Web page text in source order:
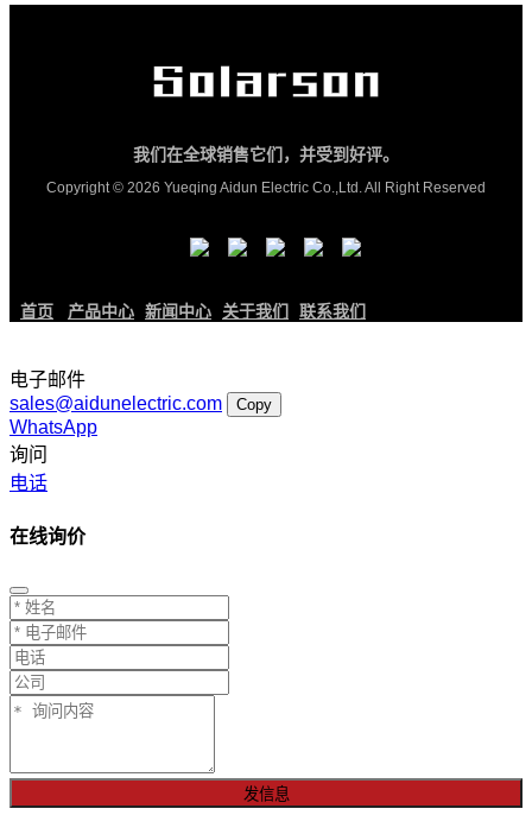
我们在全球销售它们，并受到好评。
Copyright © 2026 Yueqing Aidun Electric Co.,Ltd. All Right Reserved
首页 产品中心 新闻中心 关于我们 联系我们
电子邮件
sales@aidunelectric.com
Copy
WhatsApp
询问
电话
在线询价
发信息